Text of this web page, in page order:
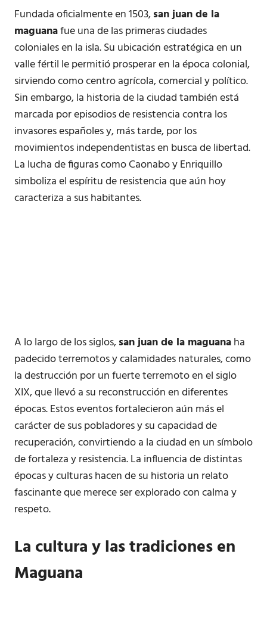
Fundada oficialmente en 1503,san juan de la
maguanafue una de las primeras ciudades
coloniales en la isla. Su ubicación estratégica en un
valle fértil le permitió prosperar en la época colonial,
sirviendo como centro agrícola, comercial y político.
Sin embargo, la historia de la ciudad también está
marcada por episodios de resistencia contra los
invasores españoles y, más tarde, por los
movimientos independentistas en busca de libertad.
La lucha de figuras como Caonabo y Enriquillo
simboliza el espíritu de resistencia que aún hoy
caracteriza a sus habitantes.
A lo largo de los siglos,san juan de la maguanaha
padecido terremotos y calamidades naturales, como
la destrucción por un fuerte terremoto en el siglo
XIX, que llevó a su reconstrucción en diferentes
épocas. Estos eventos fortalecieron aún más el
carácter de sus pobladores y su capacidad de
recuperación, convirtiendo a la ciudad en un símbolo
de fortaleza y resistencia. La influencia de distintas
épocas y culturas hacen de su historia un relato
fascinante que merece ser explorado con calma y
respeto.
La cultura y las tradiciones en
Maguana